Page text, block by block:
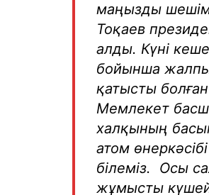
маңызды
Тоқаев
алды. Күні
бойынша
қатысты
Мемлекет
халқының
атом
білеміз. Осы
жұмысты